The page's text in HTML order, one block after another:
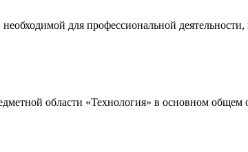
для профессиональной
области «Технология» в основном